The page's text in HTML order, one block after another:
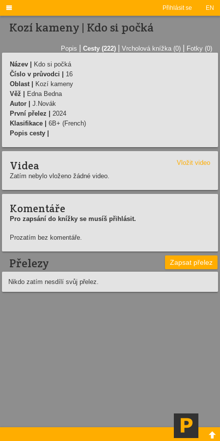
Přihlásit se EN

Kozí kameny | Kdo si počká
Popis Cesty (222) Vrcholová knížka (0) Fotky (0)
Název |
Kdo si počká
Číslo v průvodci |
16
Oblast |
Kozí kameny
Věž |
Edna Bedna
Autor |
J.Novák
První přelez |
2024
Klasifikace |
6B+ (French)
Popis cesty |
Videa
Vložit video
Zatím nebylo vloženo žádné video.
Komentáře
Pro zapsání do knížky se musíš přihlásit.
Prozatím bez komentáře.
Přelezy Zapsat přelez
Nikdo zatím nesdílí svůj přelez.
